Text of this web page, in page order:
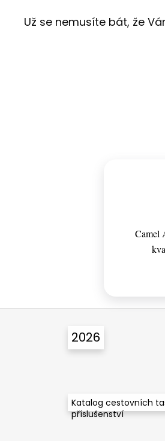
Už se nemusíte bát, že
Camel
2026
Katalog cestovních
příslušenství